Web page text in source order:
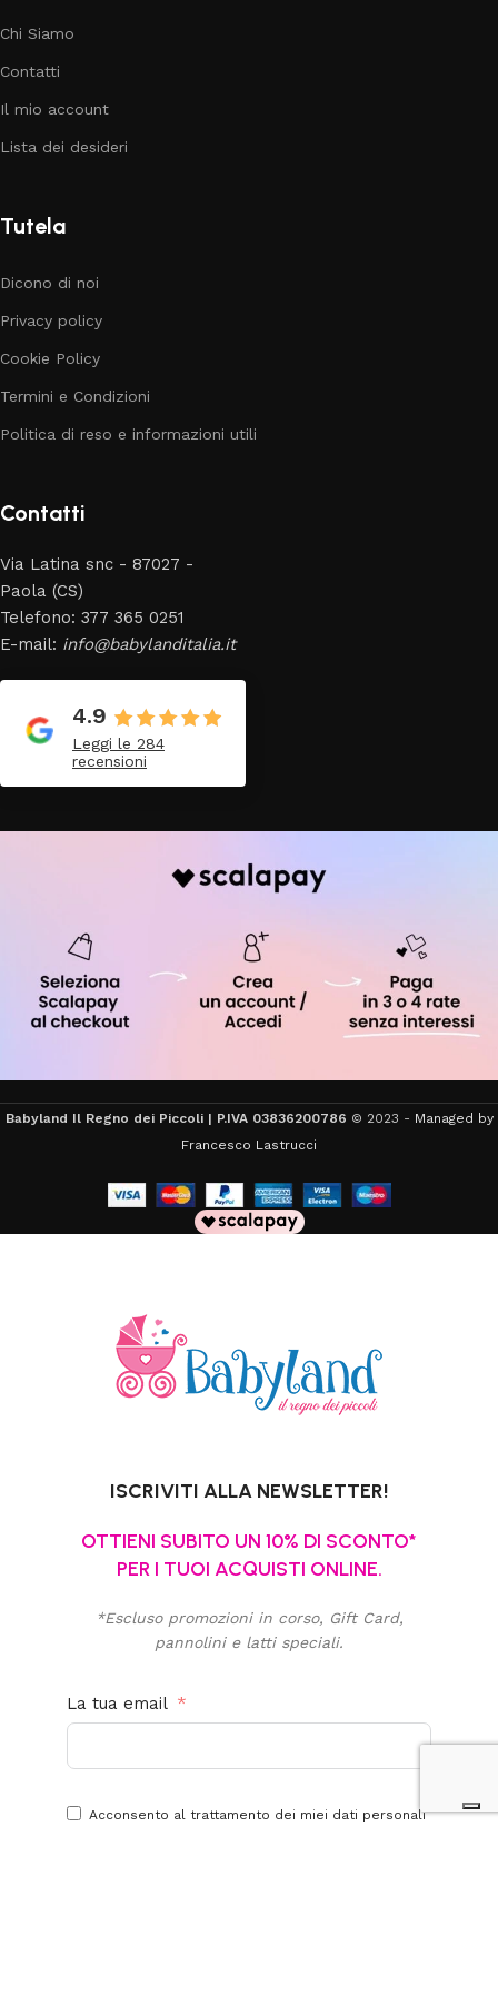
Chi Siamo
Contatti
Il mio account
Lista dei desideri
Tutela
Dicono di noi
Privacy policy
Cookie Policy
Termini e Condizioni
Politica di reso e informazioni utili
Contatti
Via Latina snc - 87027 -
Paola (CS)
Telefono: 377 365 0251
E-mail: info@babylanditalia.it
4.9
Leggi le 284
recensioni
Babyland Il Regno dei Piccoli | P.IVA 03836200786 © 2023 - Managed by
Francesco Lastrucci
ISCRIVITI ALLA NEWSLETTER!
OTTIENI SUBITO UN 10% DI SCONTO*
PER I TUOI ACQUISTI ONLINE.
*Escluso promozioni in corso, Gift Card,
pannolini e latti speciali.
La tua email
Acconsento al trattamento dei miei dati personali